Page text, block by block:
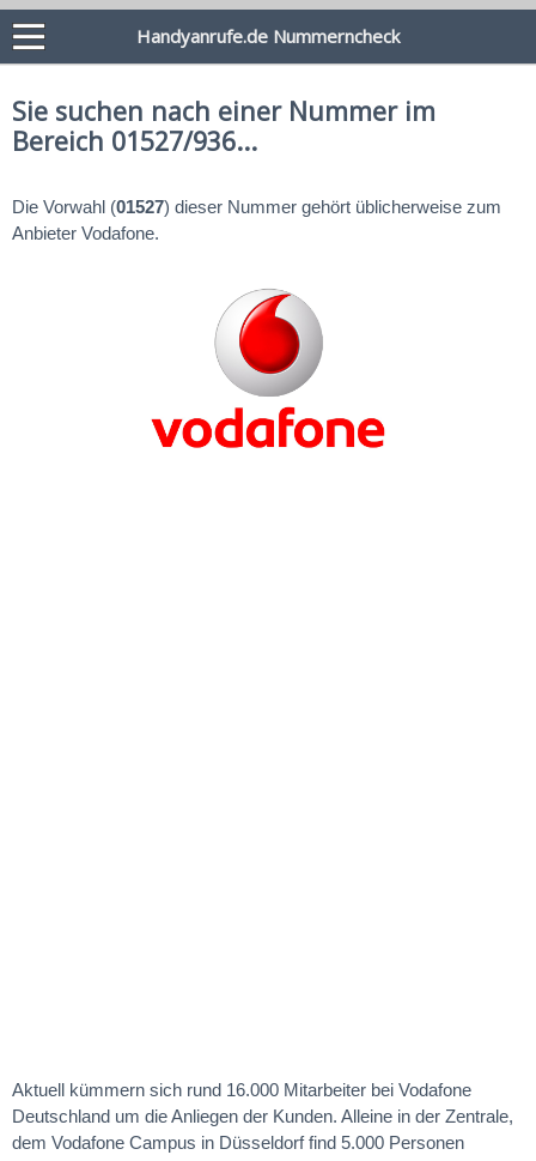
Handyanrufe.de Nummerncheck
Sie suchen nach einer Nummer im
Bereich 01527/936...
Die Vorwahl (01527) dieser Nummer gehört üblicherweise zum
Anbieter Vodafone.
Aktuell kümmern sich rund 16.000 Mitarbeiter bei Vodafone
Deutschland um die Anliegen der Kunden. Alleine in der Zentrale,
dem Vodafone Campus in Düsseldorf find 5.000 Personen